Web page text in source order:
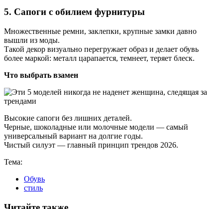
5. Сапоги с обилием фурнитуры
Множественные ремни, заклепки, крупные замки давно
вышли из моды.
Такой декор визуально перегружает образ и делает обувь
более маркой: металл царапается, темнеет, теряет блеск.
Что выбрать взамен
Высокие сапоги без лишних деталей.
Черные, шоколадные или молочные модели — самый
универсальный вариант на долгие годы.
Чистый силуэт — главный принцип трендов 2026.
Тема:
Обувь
стиль